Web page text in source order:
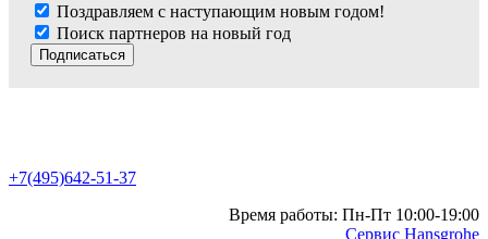
Поздравляем с наступающим новым годом!
Поиск партнеров на новый год
Подписаться
+7(495)642-51-37
Время работы: Пн-Пт 10:00-19:00
Сервис Hansgrohe